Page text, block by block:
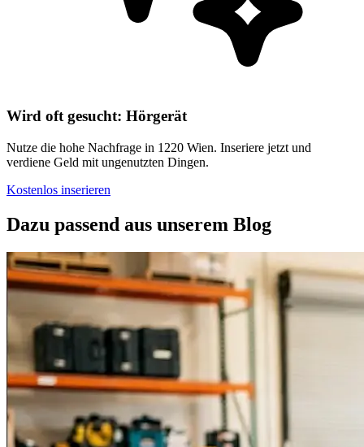
Wird oft gesucht: Hörgerät
Nutze die hohe Nachfrage in 1220 Wien. Inseriere jetzt und
verdiene Geld mit ungenutzten Dingen.
Kostenlos inserieren
Dazu passend aus unserem Blog